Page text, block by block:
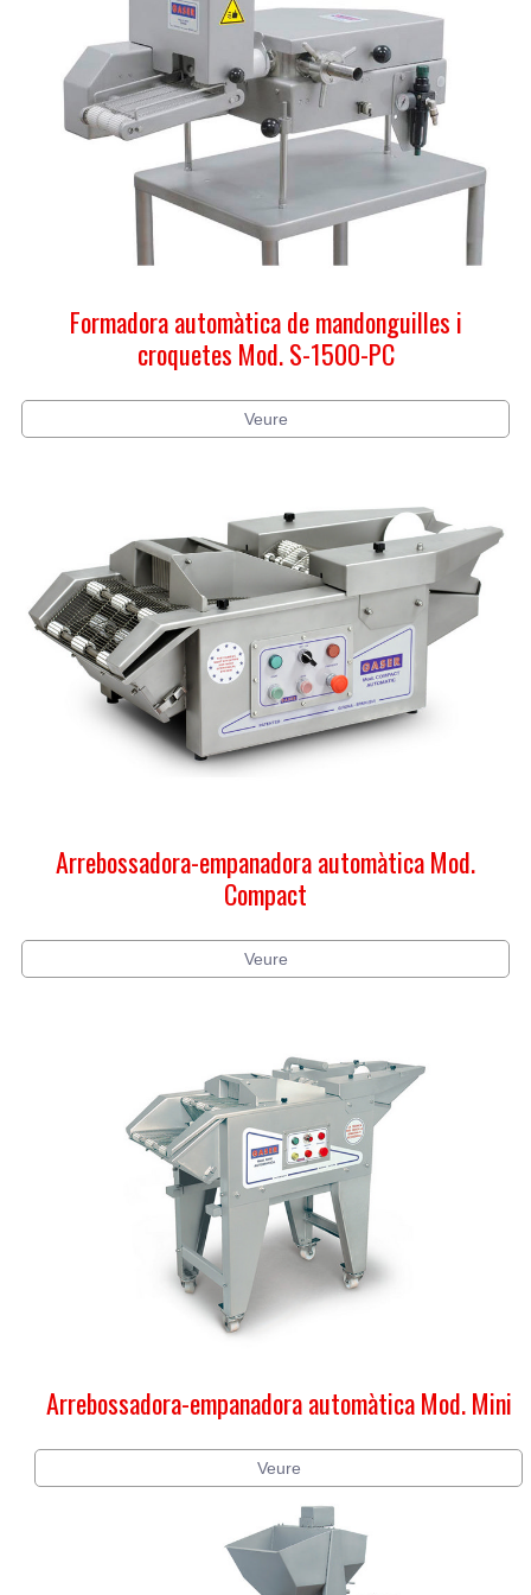
Formadora automàtica de mandonguilles i
croquetes Mod. S-1500-PC
Veure
Arrebossadora-empanadora automàtica Mod.
Compact
Veure
Arrebossadora-empanadora automàtica Mod. Mini
Veure